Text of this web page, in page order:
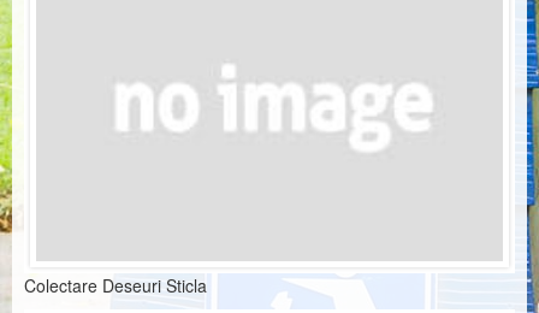
Colectare Deseuri Sticla